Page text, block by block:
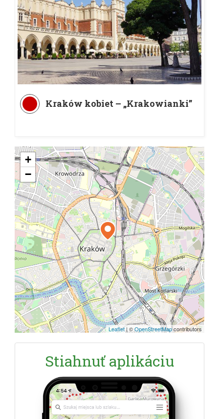
Kraków kobiet – „Krakowianki”
+
−
Leaflet|©OpenStreetMapcontributors
Stiahnuť aplikáciu